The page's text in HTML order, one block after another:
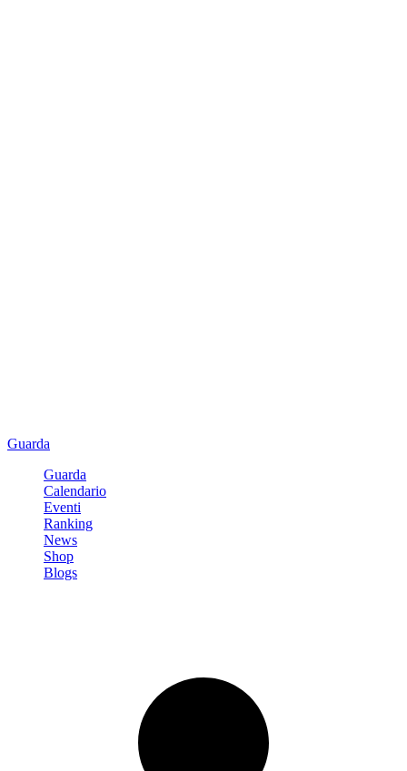
Guarda
Guarda
Calendario
Eventi
Ranking
News
Shop
Blogs